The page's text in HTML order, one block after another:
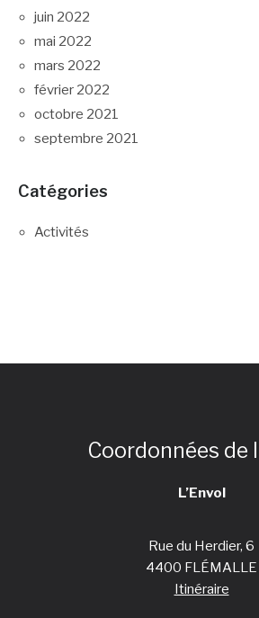
juin 2022
mai 2022
mars 2022
février 2022
octobre 2021
septembre 2021
Catégories
Activités
Coordonnées de
L’Envol
Rue du Herdier, 6
4400 FLÉMALLE
Itinéraire